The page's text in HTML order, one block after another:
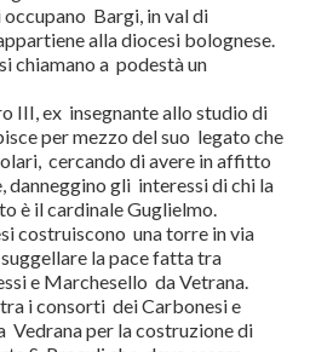
Bargi, in val di
alla diocesi bolognese.
chiamano a podestà un
III, ex insegnante allo studio di
per mezzo del suo legato che
cercando di avere in affitto
danneggino gli interessi di chi la
è il cardinale Guglielmo.
costruiscono una torre in via
la pace fatta tra
e Marchesello da Vetrana.
i consorti dei Carbonesi e
Vedrana per la costruzione di